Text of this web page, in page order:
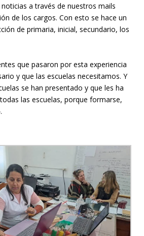
a través de nuestros mails
de los cargos. Con esto se hace un
de primaria, inicial, secundario, los
que pasaron por esta experiencia
y que las escuelas necesitamos. Y
se han presentado y que les ha
las escuelas, porque formarse,